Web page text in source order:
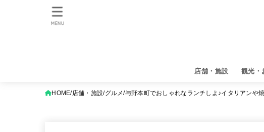
店舗・施設 観光・
MENU
HOME 店舗・施設 グルメ 与野本町でおしゃれなランチしよ♪イタリアンや